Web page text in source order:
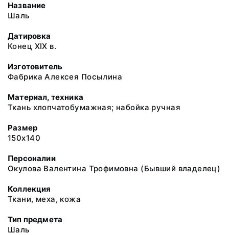
Название
Шаль
Датировка
Конец ХIХ в.
Изготовитель
Фабрика Алексея Посылина
Материал, техника
Ткань хлопчатобумажная; набойка ручная
Размер
150х140
Персоналии
Окулова Валентина Трофимовна (Бывший владелец)
Коллекция
Ткани, меха, кожа
Тип предмета
Шаль